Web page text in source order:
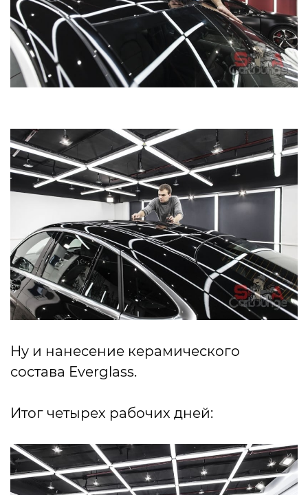
Ну и нанесение керамического
состава Everglass.
Итог четырех рабочих дней: